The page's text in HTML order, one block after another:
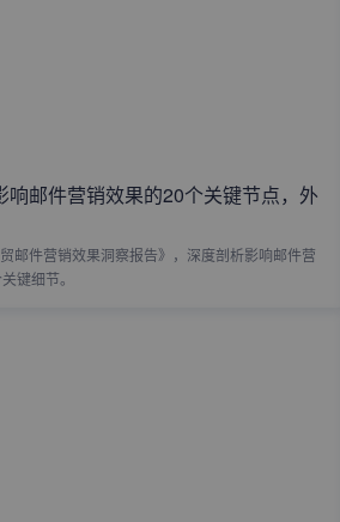
响邮件营销效果的20个关键节点，外
邮件营销效果洞察报告》，深度剖析影响邮件营
键细节。